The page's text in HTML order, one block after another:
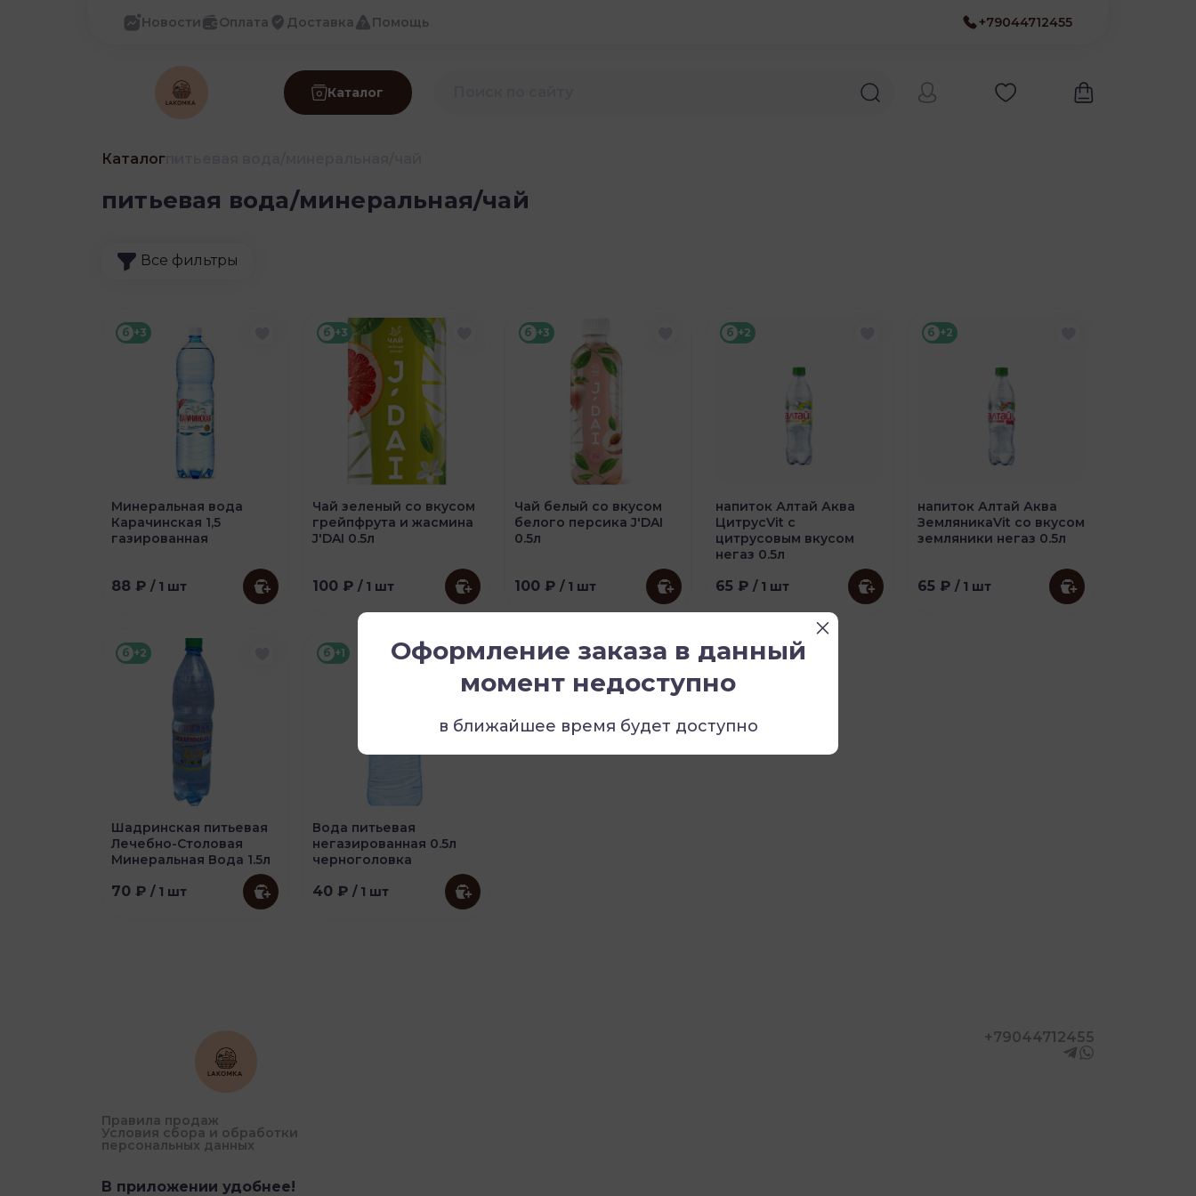
Новости Оплата Доставка Помощь +79044712455
Каталог
Каталог
питьевая вода/минеральная/чай
Все фильтры
б +3
Минеральная вода
Карачинская 1,5
газированная
88 ₽ / 1 шт
б +3
Чай зеленый со вкусом
грейпфрута и жасмина
J'DAI 0.5л
100 ₽/ 1 шт
б +3
Чай белый со вкусом
белого персика J'DAI
0.5л
100 ₽ / 1 шт
б +2
напиток Алтай Аква
ЦитрусVit с
цитрусовым вкусом
негаз 0.5л
65 ₽/ 1 шт
б +2
напиток Алтай Аква
ЗемляникаVit со вкусом
земляники негаз 0.5л
65 ₽ / 1 шт
б +2
Шадринская питьевая
Лечебно-Столовая
Минеральная Вода 1.5л
70 ₽ / 1 шт
б +1
Вода питьевая
негазированная 0.5л
черноголовка
40 ₽/ 1 шт
Правила продаж
Условия сбора и обработки
персональных данных
+79044712455
В приложении удобнее!
Оформление заказа в данный
момент недоступно
в ближайшее время будет доступно